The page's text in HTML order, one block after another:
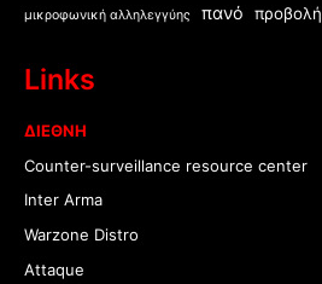
μικροφωνική αλληλεγγύης πανό προβολή
Links
ΔΙΕΘΝΗ
Counter-surveillance resource center
Inter Arma
Warzone Distro
Attaque